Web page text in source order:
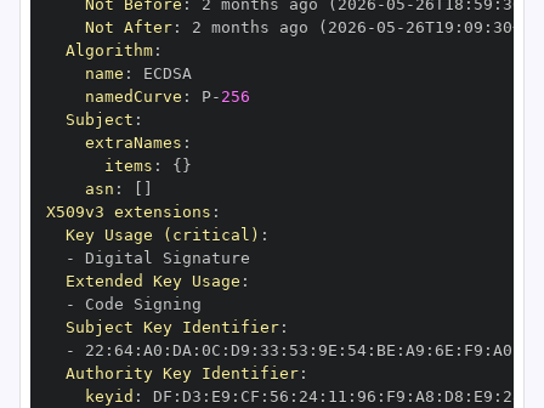
Not Before : 2 months ago (2026 -05 - 26T18 : 59 :
Not After: 2 months ago (2026 -05 - 26T19 : 09 : 30+00
Algorithm:
name :
namedCurve : P- 256
Subject :
extraNames :
items : { }
asn :
X509v3 extensions :
Key Usage (critical) :
-
Extended Key Usage :
-
Subject Key Identifier:
-
22 : 64: A0 : DA : 0C : D9 : 33 : 53 : 9E : 54: BE : A9 : 6E : F9 : A0
Authority Key Identifier:
keyid : DF : D3 : E9 : CF : 56 : 24: 11 : 96 : F9 : A8 : D8 : E9 : 28